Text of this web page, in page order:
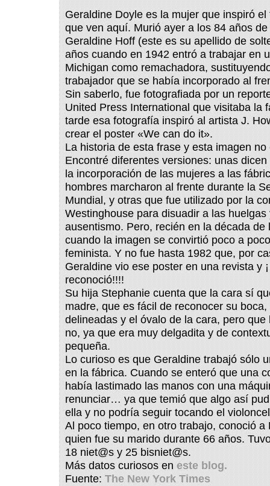
Geraldine Doyle es la mujer que inspiró el
que ven aquí. Murió ayer a los 84 años
Geraldine Hoff (este es su apellido de
años cuando en 1942 entró a trabajar en
Michigan como remachadora,
trabajador que se había incorporado al
Sin saberlo, fue fotografiada por un
United Press International que visitaba la
tarde esa fotografía inspiró al artista J.
crear el poster «We can do it».
La historia de esta frase y esta imagen
Encontré diferentes versiones: unas
la incorporación de las mujeres a las
hombres marcharon al frente durante la
Mundial, y otras que fue utilizado por la
Westinghouse para disuadir a las huelgas
ausentismo. Pero, recién en la década de
cuando la imagen se convirtió poco a
feminista. Y no fue hasta 1982 que, por
Geraldine vio ese poster en una revista y
reconoció!!!!
Su hija Stephanie cuenta que la cara sí
madre, que es fácil de reconocer su
delineadas y el óvalo de la cara, pero que
no, ya que era muy delgadita y de
pequeña.
Lo curioso es que Geraldine trabajó sólo
en la fábrica. Cuando se enteró que una
había lastimado las manos con una
renunciar… ya que temió que algo así
ella y no podría seguir tocando el
Al poco tiempo, en otro trabajo, conoció a
quien fue su marido durante 66 años.
18 niet@s y 25 bisniet@s.
Más datos curiosos eneste blog.
Fuente:The New York Times